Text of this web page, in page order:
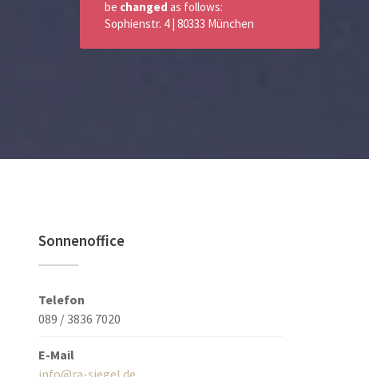
Sonnenoffice
Telefon
089 / 3836 7020
E-Mail
info@ra-siegel.de
be changed as follows:
Sophienstr. 4 | 80333 München